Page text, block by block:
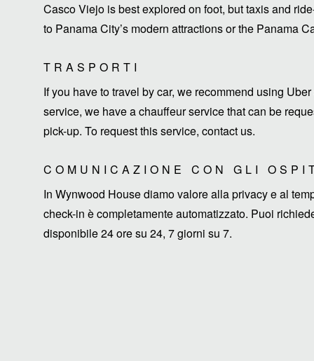
Casco Viejo is best explored on foot, but taxis and
to Panama City’s modern attractions or the Panama
TRASPORTI
If you have to travel by car, we recommend using
service, we have a chauffeur service that can be
pick-up. To request this service, contact us.
COMUNICAZIONE CON GLI
In Wynwood House diamo valore alla privacy e al
check-in è completamente automatizzato. Puoi
disponibile 24 ore su 24, 7 giorni su 7.